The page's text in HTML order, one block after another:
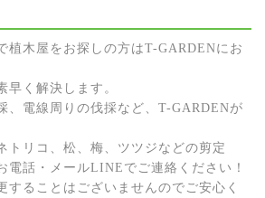
植木屋をお探しの方はT-GARDENにお
早く解決します。
、電線周りの伐採など、T-GARDENが
トリコ、松、梅、ツツジなどの剪定
電話・メールLINEでご連絡ください！
することはございませんのでご安心く